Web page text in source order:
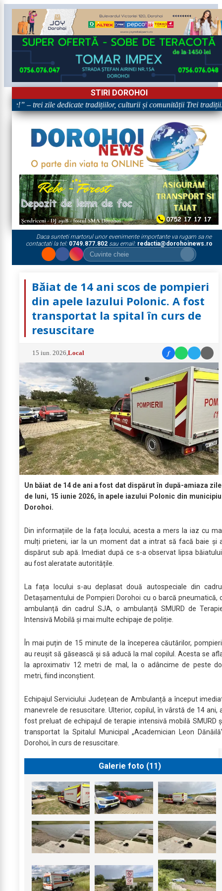
STIRI DOROHOI
– trei zile dedicate tradițiilor, culturii și comunității Trei tradiții.
Daca sunteti martorul unor evenimente importante va rugam sa ne
contactati la tel: 0749.877.802sau email: redactia@dorohoinews.ro
Băiat de 14 ani scos de pompieri
din apele Iazului Polonic. A fost
transportat la spital în curs de
resuscitare
15 iun. 2026 ,Local f
Un băiat de 14 de ani a fost dat dispărut în după-amiaza
de luni, 15 iunie 2026, în apele iazului Polonic din
Dorohoi.
Din informațiile de la fața locului, acesta a mers la iaz cu
mulți prieteni, iar la un moment dat a intrat să facă baie și
dispărut sub apă. Imediat după ce s-a observat lipsa
au fost aleratate autoritățile.
La fața locului s-au deplasat două autospeciale din
Detașamentului de Pompieri Dorohoi cu o barcă pneumatică,
ambulanță din cadrul SJA, o ambulanță SMURD de
Intensivă Mobilă și mai multe echipaje de poliție.
În mai puțin de 15 minute de la începerea căutărilor,
au reușit să găsească și să aducă la mal copilul. Acesta se
la aproximativ 12 metri de mal, la o adâncime de peste
metri, fiind inconștient.
Echipajul Serviciului Județean de Ambulanță a început
manevrele de resuscitare. Ulterior, copilul, în vârstă de 14 ani,
fost preluat de echipajul de terapie intensivă mobilă SMURD
transportat la Spitalul Municipal „Academician Leon
Dorohoi, în curs de resuscitare.
Galerie foto (11)